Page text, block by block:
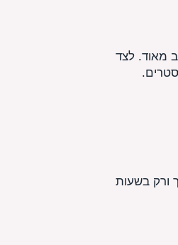
מאוד. לצד
ורק בשעות